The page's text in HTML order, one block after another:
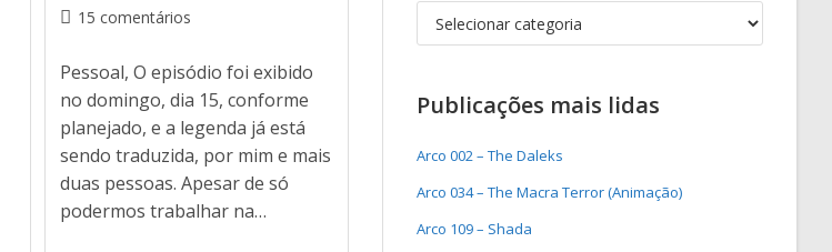
15 comentários
Pessoal, O episódio foi exibido
no domingo, dia 15, conforme
planejado, e a legenda já está
sendo traduzida, por mim e mais
duas pessoas. Apesar de só
podermos trabalhar na…
Publicações mais lidas
Arco 002 – The Daleks
Arco 034 – The Macra Terror (Animação)
Arco 109 – Shada